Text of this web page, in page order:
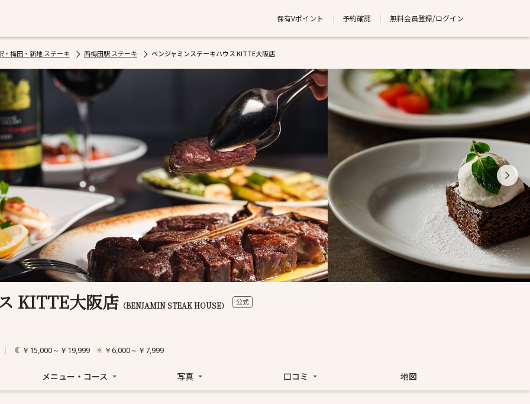
保有Vポイント 予約確認 無料会員登録/ログイン
・梅田・新地 ステーキ 西梅田駅 ステーキ ベンジャミンステーキハウス KITTE大阪店
KITTE大阪店 （BENJAMIN STEAK HOUSE） 公式
￥15,000～￥19,999 ￥6,000～￥7,999
メニュー・コース 写真 口コミ 地図